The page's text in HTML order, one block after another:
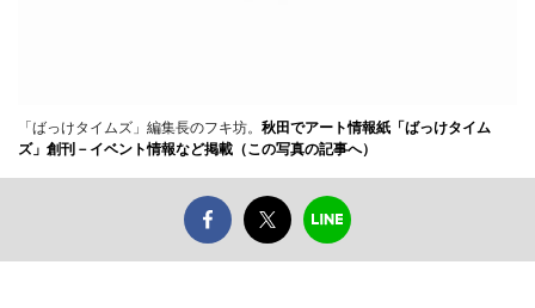
「ばっけタイムズ」編集長のフキ坊。 秋田でアート情報紙「ばっけタイム
ズ」創刊－イベント情報など掲載（この写真の記事へ）